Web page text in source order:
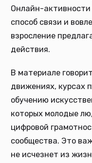
Онлайн-
способ связи и
взросление
действия.
В материале
движениях, курсах
обучению
которых молодые
цифровой
сообщества. Это
не исчезнет из